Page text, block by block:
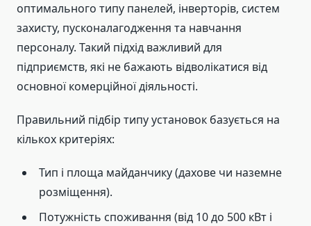
оптимального типу панелей, інверторів, систем
захисту, пусконалагодження та навчання
персоналу. Такий підхід важливий для
підприємств, які не бажають відволікатися від
основної комерційної діяльності.
Правильний підбір типу установок базується на
кількох критеріях:
Тип і площа майданчику (дахове чи наземне
розміщення).
Потужність споживання (від 10 до 500 кВт і